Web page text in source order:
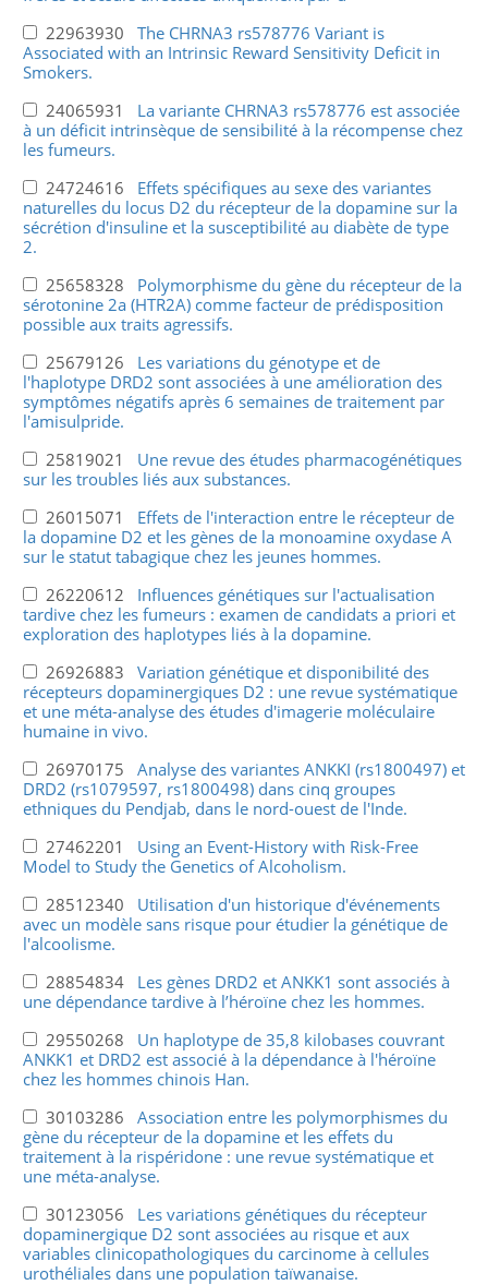
22963930 The CHRNA3 rs578776 Variant is
Associated with an Intrinsic Reward Sensitivity Deficit in
Smokers.
24065931 La variante CHRNA3 rs578776 est associée
à un déficit intrinsèque de sensibilité à la récompense chez
les fumeurs.
24724616 Effets spécifiques au sexe des variantes
naturelles du locus D2 du récepteur de la dopamine sur la
sécrétion d'insuline et la susceptibilité au diabète de type
2.
25658328 Polymorphisme du gène du récepteur de la
sérotonine 2a (HTR2A) comme facteur de prédisposition
possible aux traits agressifs.
25679126 Les variations du génotype et de
l'haplotype DRD2 sont associées à une amélioration des
symptômes négatifs après 6 semaines de traitement par
l'amisulpride.
25819021 Une revue des études pharmacogénétiques
sur les troubles liés aux substances.
26015071 Effets de l'interaction entre le récepteur de
la dopamine D2 et les gènes de la monoamine oxydase A
sur le statut tabagique chez les jeunes hommes.
26220612 Influences génétiques sur l'actualisation
tardive chez les fumeurs : examen de candidats a priori et
exploration des haplotypes liés à la dopamine.
26926883 Variation génétique et disponibilité des
récepteurs dopaminergiques D2 : une revue systématique
et une méta-analyse des études d'imagerie moléculaire
humaine in vivo.
26970175 Analyse des variantes ANKKI (rs1800497) et
DRD2 (rs1079597, rs1800498) dans cinq groupes
ethniques du Pendjab, dans le nord-ouest de l'Inde.
27462201 Using an Event-History with Risk-Free
Model to Study the Genetics of Alcoholism.
28512340 Utilisation d'un historique d'événements
avec un modèle sans risque pour étudier la génétique de
l'alcoolisme.
28854834 Les gènes DRD2 et ANKK1 sont associés à
une dépendance tardive à l’héroïne chez les hommes.
29550268 Un haplotype de 35,8 kilobases couvrant
ANKK1 et DRD2 est associé à la dépendance à l'héroïne
chez les hommes chinois Han.
30103286 Association entre les polymorphismes du
gène du récepteur de la dopamine et les effets du
traitement à la rispéridone : une revue systématique et
une méta-analyse.
30123056 Les variations génétiques du récepteur
dopaminergique D2 sont associées au risque et aux
variables clinicopathologiques du carcinome à cellules
urothéliales dans une population taïwanaise.